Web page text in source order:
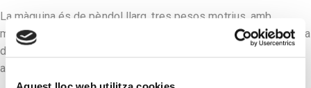
La màquina és de pèndol llarg, tres pesos motrius, amb
mecanismes per a la marxa amb l’escapament català, la soneria
d’hores i la de quarts. L´esfera és de llautó gravat al burí i les
agulles de ferro.